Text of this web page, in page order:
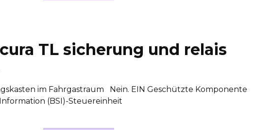
TL sicherung und relais
im Fahrgastraum Nein. EIN Geschützte Komponente
Information (BSI)-Steuereinheit